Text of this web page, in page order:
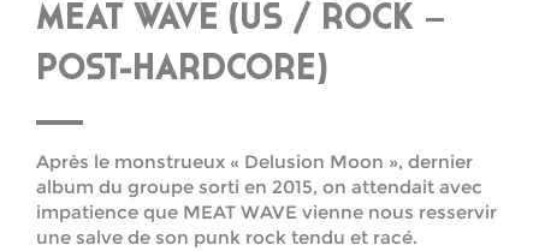
MEAT WAVE (US / ROCK –
POST-HARDCORE)
Après le monstrueux « Delusion Moon », dernier
album du groupe sorti en 2015, on attendait avec
impatience que MEAT WAVE vienne nous resservir
une salve de son punk rock tendu et racé.